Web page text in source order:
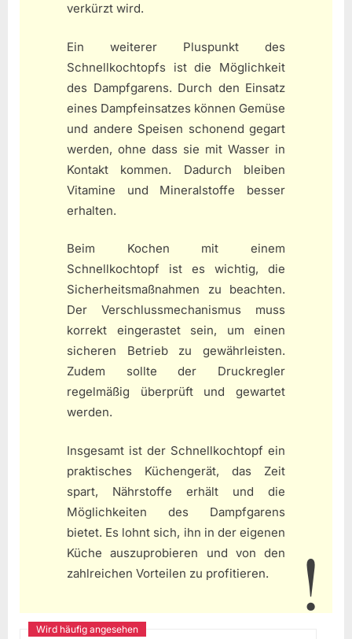
verkürzt wird.
Ein weiterer Pluspunkt des
Schnellkochtopfs ist die Möglichkeit
des Dampfgarens. Durch den Einsatz
eines Dampfeinsatzes können Gemüse
und andere Speisen schonend gegart
werden, ohne dass sie mit Wasser in
Kontakt kommen. Dadurch bleiben
Vitamine und Mineralstoffe besser
erhalten.
Beim Kochen mit einem
Schnellkochtopf ist es wichtig, die
Sicherheitsmaßnahmen zu beachten.
Der Verschlussmechanismus muss
korrekt eingerastet sein, um einen
sicheren Betrieb zu gewährleisten.
Zudem sollte der Druckregler
regelmäßig überprüft und gewartet
werden.
Insgesamt ist der Schnellkochtopf ein
praktisches Küchengerät, das Zeit
spart, Nährstoffe erhält und die
Möglichkeiten des Dampfgarens
bietet. Es lohnt sich, ihn in der eigenen
Küche auszuprobieren und von den
zahlreichen Vorteilen zu profitieren.